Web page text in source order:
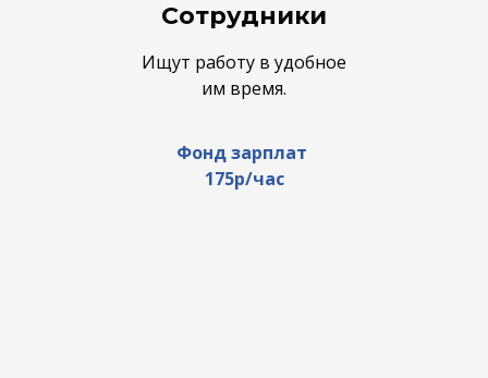
Сотрудники
Ищут работу в удобное
им время.
Фонд зарплат
175р/час